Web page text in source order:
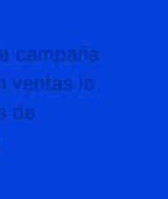
campaña
ventas lo
de